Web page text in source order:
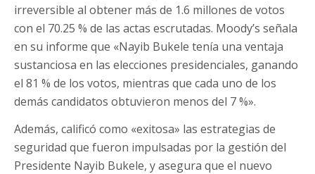
irreversible al obtener más de 1.6 millones de votos
con el 70.25 % de las actas escrutadas. Moody’s señala
en su informe que «Nayib Bukele tenía una ventaja
sustanciosa en las elecciones presidenciales, ganando
el 81 % de los votos, mientras que cada uno de los
demás candidatos obtuvieron menos del 7 %».
Además, calificó como «exitosa» las estrategias de
seguridad que fueron impulsadas por la gestión del
Presidente Nayib Bukele, y asegura que el nuevo